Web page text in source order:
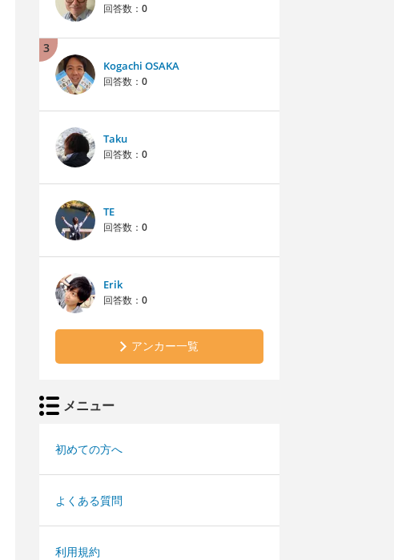
回答数： 0
3
Kogachi OSAKA
回答数： 0
Taku
回答数： 0
TE
回答数： 0
Erik
回答数： 0
アンカー一覧
メニュー
初めての方へ
よくある質問
利用規約